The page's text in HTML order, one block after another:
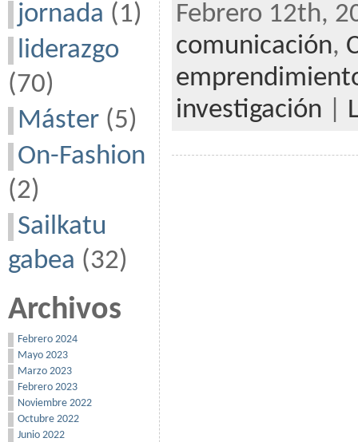
jornada (1)
liderazgo
(70)
Máster (5)
On-Fashion
(2)
Sailkatu
gabea (32)
Archivos
Febrero 2024
Mayo 2023
Marzo 2023
Febrero 2023
Noviembre 2022
Octubre 2022
Junio 2022
Febrero 12th,
comunicación,
investigación